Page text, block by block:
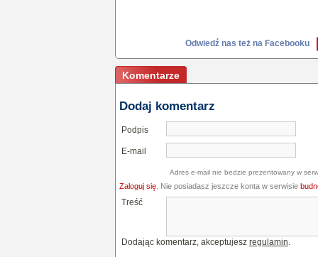
Odwiedź nas też na Facebooku
Komentarze
Dodaj komentarz
Podpis
E-mail
Adres e-mail nie bedzie prezentowany w
Zaloguj się . Nie posiadasz jeszcze konta w serwisie
Treść
Dodając komentarz, akceptujesz regulamin.